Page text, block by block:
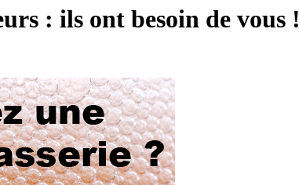
: ils ont besoin de vous !